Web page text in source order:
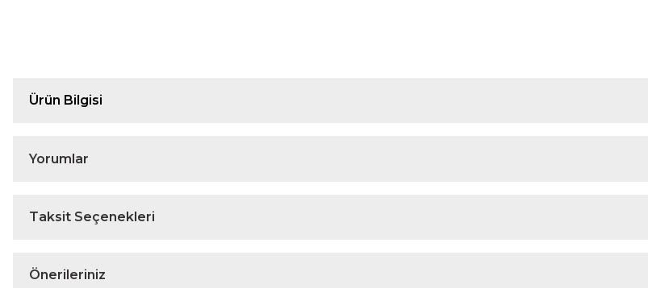
Ürün Bilgisi
Yorumlar
Taksit Seçenekleri
Önerileriniz